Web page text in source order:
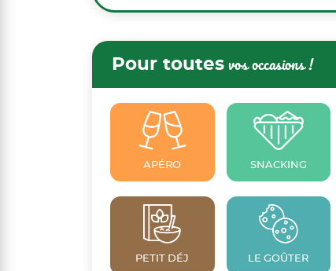
Pour toutes vos occasions !
APÉRO SNACKING
PETIT DÉJ LE GOÛTER